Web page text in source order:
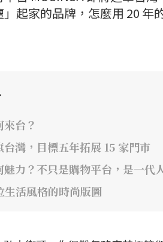
起家的品牌，怎麼用 20 年
台？
灣，目標五年拓展 15 家門市
力？不只是購物平台，是一代
生活風格的時尚版圖